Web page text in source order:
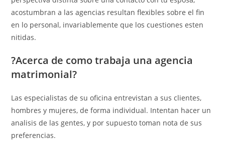
acostumbran a las agencias resultan flexibles sobre el fin
en lo personal, invariablemente que los cuestiones esten
nitidas.
?Acerca de como trabaja una agencia
matrimonial?
Las especialistas de su oficina entrevistan a sus clientes,
hombres y mujeres, de forma individual. Intentan hacer un
analisis de las gentes, y por supuesto toman nota de sus
preferencias.